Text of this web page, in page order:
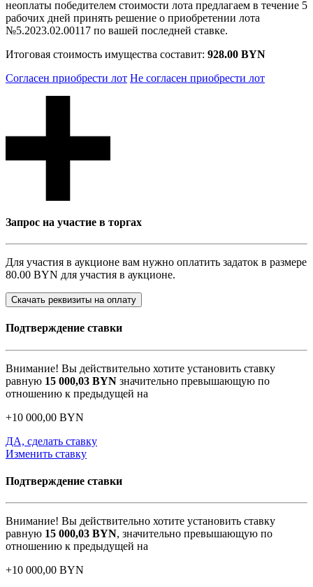
неоплаты победителем стоимости лота предлагаем в течение 5
рабочих дней принять решение о приобретении лота
№5.2023.02.00117 по вашей последней ставке.
Итоговая стоимость имущества составит: 928.00 BYN
Согласен приобрести лот Не согласен приобрести лот
Запрос на участие в торгах
Для участия в аукционе вам нужно оплатить задаток в размере
80.00 BYN для участия в аукционе.
Скачать реквизиты на оплату
Подтверждение ставки
Внимание! Вы действительно хотите установить ставку
равную 15 000,03 BYN значительно превышающую по
отношению к предыдущей на
+10 000,00 BYN
ДА, сделать ставку
Изменить ставку
Подтверждение ставки
Внимание! Вы действительно хотите установить ставку
равную 15 000,03 BYN, значительно превышающую по
отношению к предыдущей на
+10 000,00 BYN